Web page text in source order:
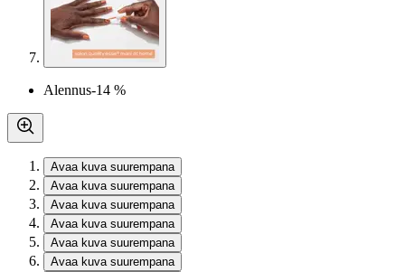
Alennus-14 %
Avaa kuva suurempana
Avaa kuva suurempana
Avaa kuva suurempana
Avaa kuva suurempana
Avaa kuva suurempana
Avaa kuva suurempana